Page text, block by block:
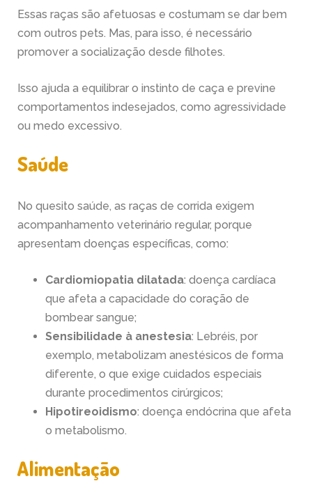
Essas raças são afetuosas e costumam se dar bem
com outros pets. Mas, para isso, é necessário
promover a socialização desde filhotes.
Isso ajuda a equilibrar o instinto de caça e previne
comportamentos indesejados, como agressividade
ou medo excessivo.
Saúde
No quesito saúde, as raças de corrida exigem
acompanhamento veterinário regular, porque
apresentam doenças específicas, como:
Cardiomiopatia dilatada: doença cardíaca
que afeta a capacidade do coração de
bombear sangue;
Sensibilidade à anestesia: Lebréis, por
exemplo, metabolizam anestésicos de forma
diferente, o que exige cuidados especiais
durante procedimentos cirúrgicos;
Hipotireoidismo: doença endócrina que afeta
o metabolismo.
Alimentação